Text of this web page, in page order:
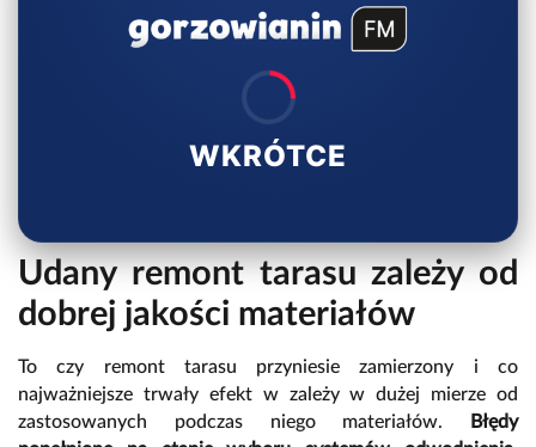
WKRÓTCE
Udany remont tarasu zależy od
dobrej jakości materiałów
To czy remont tarasu przyniesie zamierzony i co
najważniejsze trwały efekt w zależy w dużej mierze od
zastosowanych podczas niego materiałów.
Błędy